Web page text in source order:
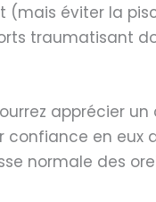
(mais éviter la
traumatisant
apprécier
confiance en eux
normale des